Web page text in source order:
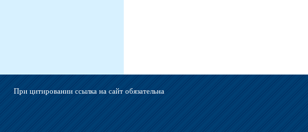
При цитировании ссылка на сайт обязательна